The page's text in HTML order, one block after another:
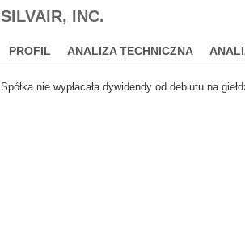
SILVAIR, INC.
PROFIL ANALIZA TECHNICZNA
Spółka nie wypłacała dywidendy od debiutu na